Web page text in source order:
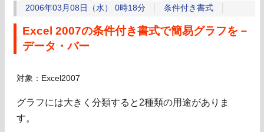
2006年03月08日（水） 0時18分 条件付き書式
Excel 2007の条件付き書式で簡易グラフを－
データ・バー
対象：Excel2007
グラフには大きく分類すると2種類の用途がありま
す。